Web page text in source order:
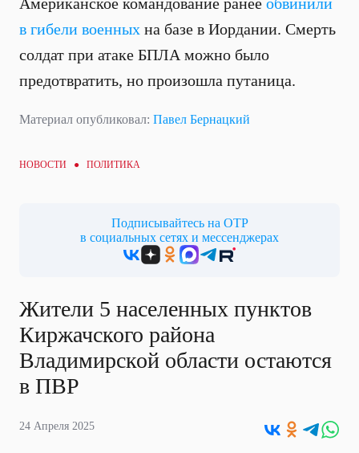
в гибели военных на базе в Иордании. Смерть
солдат при атаке БПЛА можно было
предотвратить, но произошла путаница.
Материал опубликовал: Павел Бернацкий
НОВОСТИ ● ПОЛИТИКА
Подписывайтесь на ОТР
в социальных сетях и мессенджерах
Жители 5 населенных пунктов
Киржачского района
Владимирской области остаются
в ПВР
24 Апреля 2025